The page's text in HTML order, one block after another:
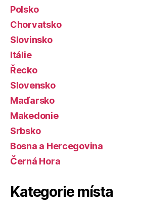
Polsko
Chorvatsko
Slovinsko
Itálie
Řecko
Slovensko
Maďarsko
Makedonie
Srbsko
Bosna a Hercegovina
Černá Hora
Kategorie místa